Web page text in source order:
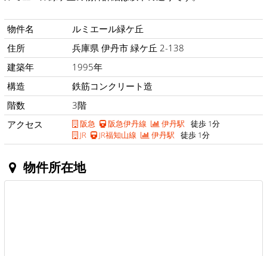
物件名
ルミエール緑ケ丘
住所
兵庫県 伊丹市 緑ケ丘 2-138
建築年
1995年
構造
鉄筋コンクリート造
階数
3階
アクセス
阪急 阪急伊丹線 伊丹駅 徒歩 1分
JR
JR福知山線 伊丹駅 徒歩 1分
物件所在地